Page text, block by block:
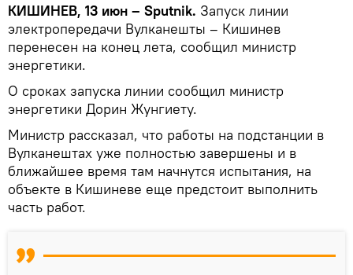
КИШИНЕВ, 13 июн – Sputnik. Запуск линии
электропередачи Вулканешты – Кишинев
перенесен на конец лета, сообщил министр
энергетики.
О сроках запуска линии сообщил министр
энергетики Дорин Жунгиету.
Министр рассказал, что работы на подстанции в
Вулканештах уже полностью завершены и в
ближайшее время там начнутся испытания, на
объекте в Кишиневе еще предстоит выполнить
часть работ.